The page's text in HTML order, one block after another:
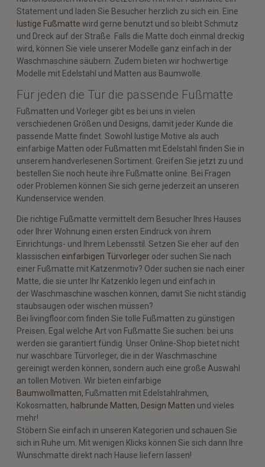
Statement und laden Sie Besucher herzlich zu sich ein. Eine
lustige Fußmatte wird gerne benutzt und so bleibt Schmutz
und Dreck auf der Straße. Falls die Matte doch einmal dreckig
wird, können Sie viele unserer Modelle ganz einfach in der
Waschmaschine säubern. Zudem bieten wir hochwertige
Modelle mit Edelstahl und Matten aus Baumwolle.
Für jeden die Tür die passende Fußmatte
Fußmatten und Vorleger gibt es bei uns in vielen
verschiedenen Größen und Designs, damit jeder Kunde die
passende Matte findet. Sowohl lustige Motive als auch
einfarbige Matten oder Fußmatten mit Edelstahl finden Sie in
unserem handverlesenen Sortiment. Greifen Sie jetzt zu und
bestellen Sie noch heute ihre Fußmatte online. Bei Fragen
oder Problemen können Sie sich gerne jederzeit an unseren
Kundenservice wenden.
Die richtige Fußmatte vermittelt dem Besucher Ihres Hauses
oder Ihrer Wohnung einen ersten Eindruck von ihrem
Einrichtungs- und Ihrem Lebensstil. Setzen Sie eher auf den
klassischen einfarbigen Türvorleger oder suchen Sie nach
einer Fußmatte mit Katzenmotiv? Oder suchen sie nach einer
Matte, die sie unter Ihr Katzenklo legen und einfach in
der Waschmaschine waschen können, damit Sie nicht ständig
staubsaugen oder wischen müssen?
Bei livingfloor.com finden Sie tolle Fußmatten zu günstigen
Preisen. Egal welche Art von Fußmatte Sie suchen: bei uns
werden sie garantiert fündig. Unser Online-Shop bietet nicht
nur waschbare Türvorleger, die in der Waschmaschine
gereinigt werden können, sondern auch eine große Auswahl
an tollen Motiven. Wir bieten einfarbige
Baumwollmatten, Fußmatten mit Edelstahlrahmen,
Kokosmatten, halbrunde Matten, Design Matten und vieles
mehr!
Stöbern Sie einfach in unseren Kategorien und schauen Sie
sich in Ruhe um. Mit wenigen Klicks können Sie sich dann Ihre
Wunschmatte direkt nach Hause liefern lassen!